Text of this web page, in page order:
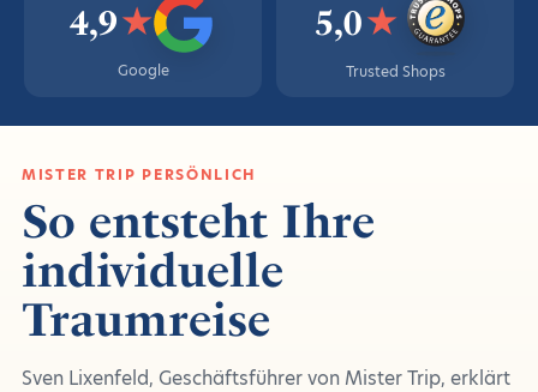
4,9★
Google
5,0★
Trusted Shops
MISTER TRIP PERSÖNLICH
So entsteht Ihre
individuelle
Traumreise
Sven Lixenfeld, Geschäftsführer von Mister Trip, erklärt